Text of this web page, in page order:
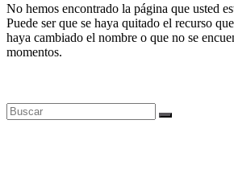
No hemos encontrado la página que usted
Puede ser que se haya quitado el recurso
haya cambiado el nombre o que no se
momentos.